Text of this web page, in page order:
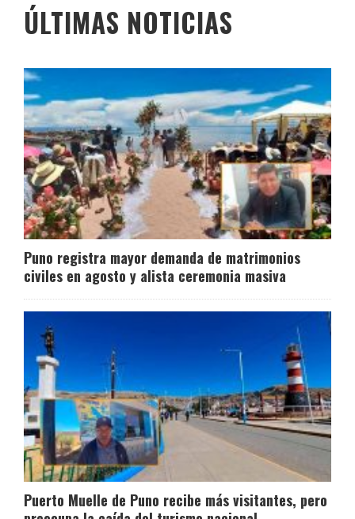
ÚLTIMAS NOTICIAS
Puno registra mayor demanda de matrimonios
civiles en agosto y alista ceremonia masiva
Puerto Muelle de Puno recibe más visitantes, pero